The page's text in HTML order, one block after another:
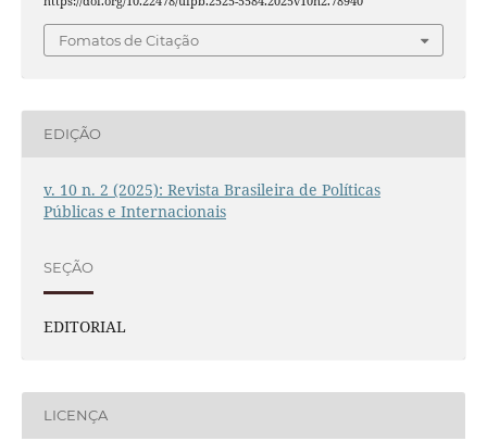
Fomatos de Citação
EDIÇÃO
v. 10 n. 2 (2025): Revista Brasileira de Políticas
Públicas e Internacionais
SEÇÃO
EDITORIAL
LICENÇA